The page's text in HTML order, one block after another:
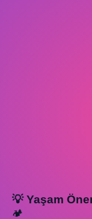
💡 Yaşam
🏕️